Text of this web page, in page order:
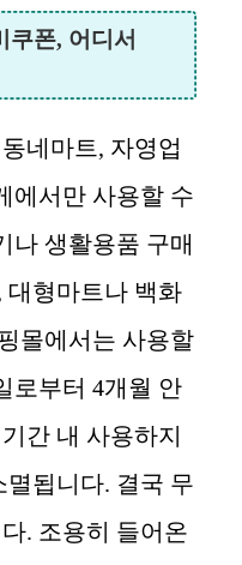
쿠폰, 어디서
네마트, 자영업
에서만 사용할 수
나 생활용품 구매
대형마트나 백화
몰에서는 사용할
로부터 4개월 안
간 내 사용하지
됩니다. 결국 무
. 조용히 들어온